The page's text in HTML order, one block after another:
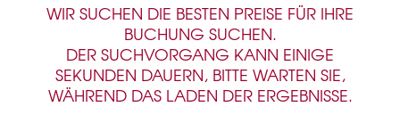
WIR SUCHEN DIE BESTEN PREISE FÜR IHRE
BUCHUNG SUCHEN.
DER SUCHVORGANG KANN EINIGE
SEKUNDEN DAUERN, BITTE WARTEN SIE,
WÄHREND DAS LADEN DER ERGEBNISSE.